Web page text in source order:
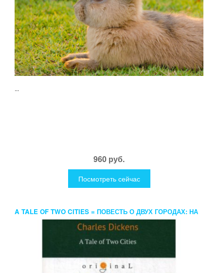
...
960 руб.
Посмотреть сейчас
A TALE OF TWO CITIES = ПОВЕСТЬ О ДВУХ ГОРОДАХ: НА
АНГЛ.ЯЗ. DICKENS C.